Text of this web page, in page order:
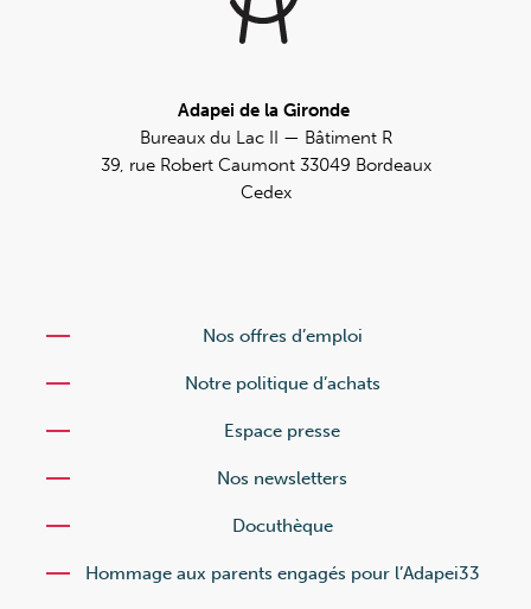
Adapei de la Gironde
Bureaux du Lac II — Bâtiment R
39, rue Robert Caumont 33049 Bordeaux
Cedex
Nos offres d’emploi
Notre politique d’achats
Espace presse
Nos newsletters
Docuthèque
Hommage aux parents engagés pour l’Adapei33